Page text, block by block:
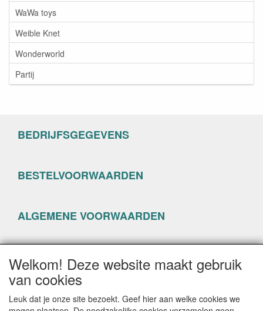
WaWa toys
Weible Knet
Wonderworld
Partij
BEDRIJFSGEGEVENS
BESTELVOORWAARDEN
ALGEMENE VOORWAARDEN
PRIVACYVERKLARING
Welkom! Deze website maakt gebruik
van cookies
Leuk dat je onze site bezoekt. Geef hier aan welke cookies we